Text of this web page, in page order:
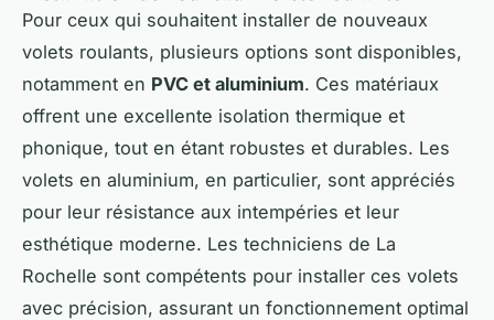
Pour ceux qui souhaitent installer de nouveaux
volets roulants, plusieurs options sont disponibles,
notamment en PVC et aluminium. Ces matériaux
offrent une excellente isolation thermique et
phonique, tout en étant robustes et durables. Les
volets en aluminium, en particulier, sont appréciés
pour leur résistance aux intempéries et leur
esthétique moderne. Les techniciens de La
Rochelle sont compétents pour installer ces volets
avec précision, assurant un fonctionnement optimal